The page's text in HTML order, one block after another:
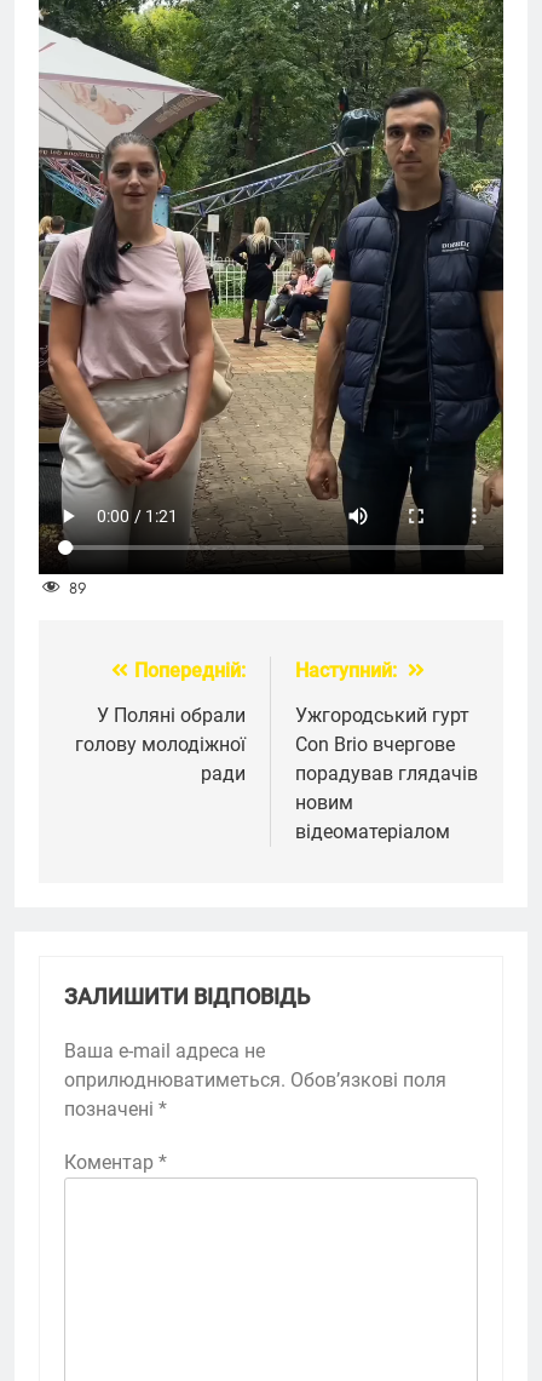
89
Навігація
записів
Попередній:
У Поляні обрали
голову молодіжної
ради
Наступний:
Ужгородський гурт
Con Brio вчергове
порадував глядачів
новим
відеоматеріалом
ЗАЛИШИТИ ВІДПОВІДЬ
Ваша e-mail адреса не
оприлюднюватиметься. Обов’язкові поля
позначені *
Коментар *